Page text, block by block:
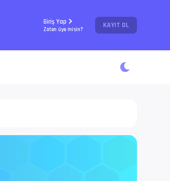
Giriş Yap
Zaten üye misin? KAYIT OL